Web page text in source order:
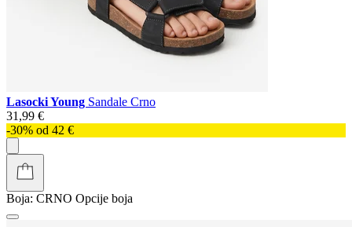
Lasocki Young Sandale Crno
31,99 €
-30% od 42 €
Boja: CRNO Opcije boja